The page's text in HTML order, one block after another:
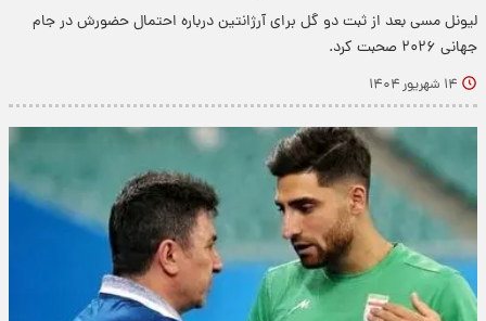
لیونل مسی بعد از ثبت دو گل برای آرژانتین درباره احتمال حضورش در جام
جهانی ۲۰۲۶ صحبت کرد.
۱۴ شهریور ۱۴۰۴